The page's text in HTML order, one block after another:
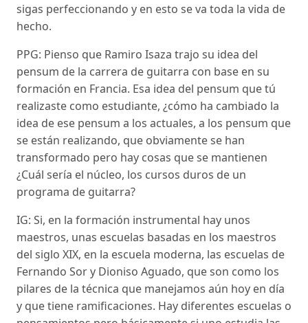
sigas perfeccionando y en esto se va toda la vida de
hecho.
PPG: Pienso que Ramiro Isaza trajo su idea del
pensum de la carrera de guitarra con base en su
formación en Francia. Esa idea del pensum que tú
realizaste como estudiante, ¿cómo ha cambiado la
idea de ese pensum a los actuales, a los pensum que
se están realizando, que obviamente se han
transformado pero hay cosas que se mantienen
¿Cuál sería el núcleo, los cursos duros de un
programa de guitarra?
IG: Si, en la formación instrumental hay unos
maestros, unas escuelas basadas en los maestros
del siglo XIX, en la escuela moderna, las escuelas de
Fernando Sor y Dioniso Aguado, que son como los
pilares de la técnica que manejamos aún hoy en día
y que tiene ramificaciones. Hay diferentes escuelas o